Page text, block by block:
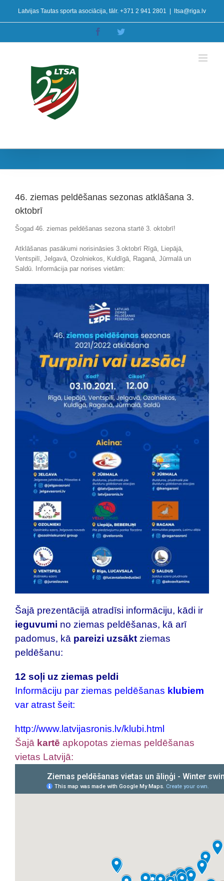
content
Latvijas Tautas sporta asociācija, tālr. +371 2 941 2801 ltsa@riga.lv
Facebook
46. ziemas peldēšanas sezonas atklāšana 3.
oktobrī
Šogad 46. ziemas peldēšanas sezona startē 3. oktobrī!
Atklāšanas pasākumi norisināsies 3.oktobrī Rīgā, Liepājā,
Ventspilī, Jelgavā, Ozolniekos, Kuldīgā, Raganā, Jūrmalā un
Saldū. Informācija par norises vietām:
Šajā prezentācijā atradīsi informāciju, kādi ir
ieguvumi no ziemas peldēšanas, kā arī
padomus, kā pareizi uzsākt ziemas
peldēšanu:
12 soļi uz ziemas peldi
Informāciju par ziemas peldēšanas klubiem
var atrast šeit:
http://www.latvijasronis.lv/klubi.html
Šajā kartē apkopotas ziemas peldēšanas
vietas Latvijā: